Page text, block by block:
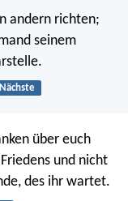
andern richten;
seinem
Nächste
über euch
und nicht
des ihr wartet.